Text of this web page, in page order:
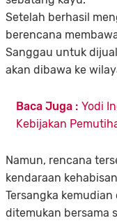
Setelah berhasil
berencana
Sanggau untuk
akan dibawa ke
Baca Juga : Yodi
Kebijakan
Namun, rencana
kendaraan
Tersangka
ditemukan bersama